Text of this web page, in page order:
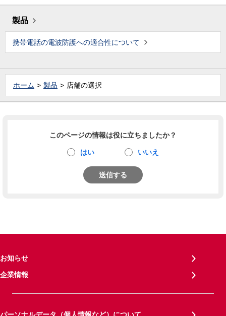
製品
携帯電話の電波防護への適合性について
ホーム 製品 店舗の選択
このページの情報は役に立ちましたか？
はい いいえ
送信する
お知らせ
企業情報